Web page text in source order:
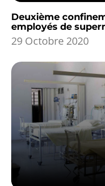
Deuxième
employés de
29 Octobre 2020